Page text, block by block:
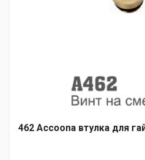
462 Accoona втулка для